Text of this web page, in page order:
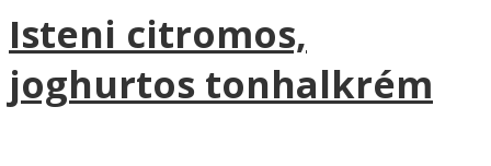
Isteni citromos,
joghurtos tonhalkrém